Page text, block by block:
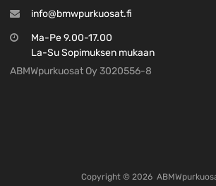
info@bmwpurkuosat.fi
Ma-Pe 9.00-17.00
La-Su Sopimuksen mukaan
ABMWpurkuosat Oy 3020556-8
Copyright © 2026